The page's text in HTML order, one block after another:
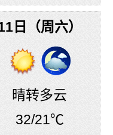
日（周六）
晴转多云
32/21℃